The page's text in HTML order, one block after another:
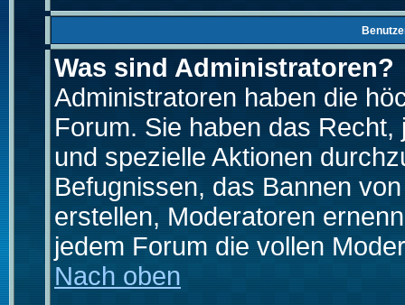
Was sind Administratoren?
Administratoren haben die
Forum. Sie haben das
und spezielle Aktionen
Befugnissen, das Bannen
erstellen, Moderatoren
jedem Forum die vollen
Nach oben